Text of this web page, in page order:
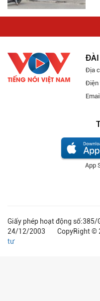
ĐÀI
Địa
Điện
App
Giấy phép hoạt động số:385/
24/12/2003 CopyRight ©
tư